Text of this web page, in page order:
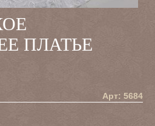
ПЛАТЬЕ
Арт: 5684